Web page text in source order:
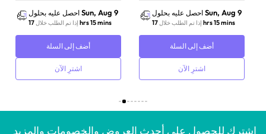
احصل عليه بحلول Sun, Aug 9
إذا تم الطلب خلال 17 hrs 15 mins
أضف إلى السلة
اشترِ الآن
احصل عليه بحلول Sun, Aug 9
إذا تم الطلب خلال 17 hrs 15 mins
أضف إلى السلة
اشترِ الآن
اشترك للحصول على أحدث العروض والخصومات والمزيد